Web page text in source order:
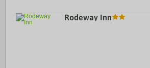
Rodeway Inn